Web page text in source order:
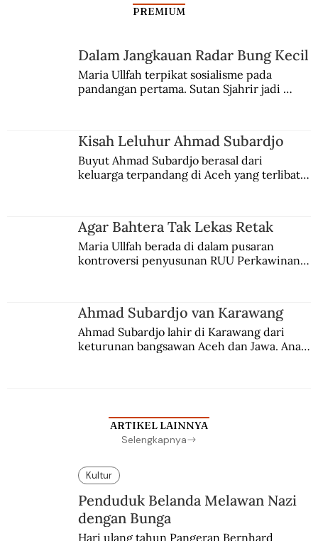
Cara Raja Kretek Mempromosikan
PREMIUM
Dalam Jangkauan Radar Bung Kecil
Maria Ullfah terpikat sosialisme pada
pandangan pertama. Sutan Sjahrir jadi
Kisah Leluhur Ahmad Subardjo
Buyut Ahmad Subardjo berasal dari
keluarga terpandang di Aceh yang terlibat
Agar Bahtera Tak Lekas Retak
Maria Ullfah berada di dalam pusaran
kontroversi penyusunan RUU Perkawinan.
Ahmad Subardjo van Karawang
Ahmad Subardjo lahir di Karawang dari
keturunan bangsawan Aceh dan Jawa. Anak
ARTIKEL LAINNYA
Selengkapnya
Kultur
Penduduk Belanda Melawan Nazi
dengan Bunga
Hari ulang tahun Pangeran Bernhard